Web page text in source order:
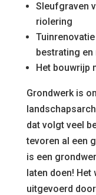
Sleufgraven
riolering
bestrating en
Het bouwrijp
Grondwerk is
dat volgt veel
tevoren al een
is een
laten doen!
uitgevoerd